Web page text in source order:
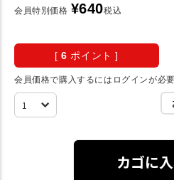
会員特別価格 ¥640税込
[ 6 ポイント ]
会員価格で購入するにはログインが必要
カゴに